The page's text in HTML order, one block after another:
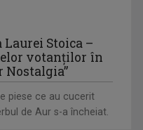
de emisiuni
Laurei Stoica –
votanţilor în
Nostalgia”
piese ce au cucerit
de Aur s-a încheiat.